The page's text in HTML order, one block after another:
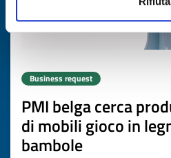
Business request
PMI belga cerca
di mobili gioco in
bambole